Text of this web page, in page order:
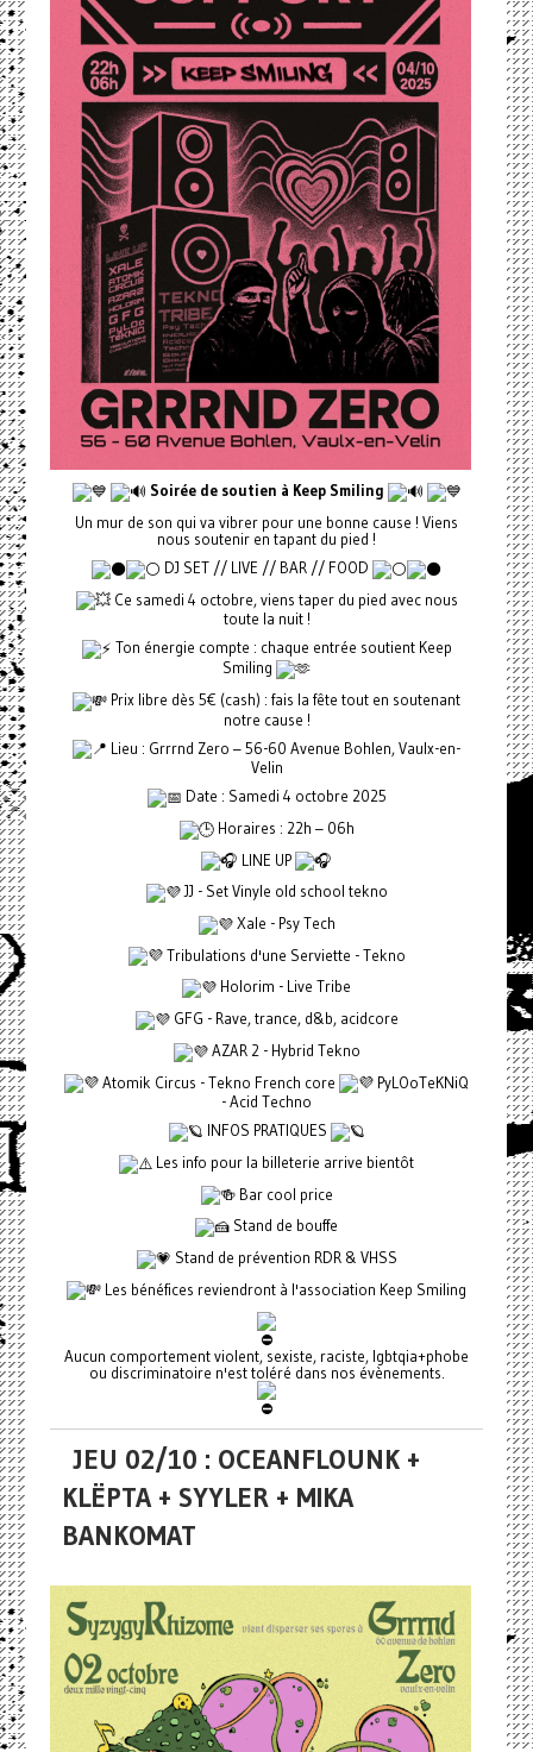
Soirée de soutien à Keep Smiling
Un mur de son qui va vibrer pour une bonne cause ! Viens
nous soutenir en tapant du pied !
DJ SET // LIVE // BAR // FOOD
Ce samedi 4 octobre, viens taper du pied avec nous
toute la nuit !
Ton énergie compte : chaque entrée soutient Keep
Smiling
Prix libre dès 5€ (cash) : fais la fête tout en soutenant
notre cause !
Lieu : Grrrnd Zero – 56-60 Avenue Bohlen, Vaulx-en-
Velin
Date : Samedi 4 octobre 2025
Horaires : 22h – 06h
LINE UP
JJ - Set Vinyle old school tekno
Xale - Psy Tech
Tribulations d'une Serviette - Tekno
Holorim - Live Tribe
GFG - Rave, trance, d&b, acidcore
AZAR 2 - Hybrid Tekno
Atomik Circus - Tekno French core
PyLOoTeKNiQ
- Acid Techno
INFOS PRATIQUES
Les info pour la billeterie arrive bientôt
Bar cool price
Stand de bouffe
Stand de prévention RDR & VHSS
Les bénéfices reviendront à l'association Keep Smiling
Aucun comportement violent, sexiste, raciste, lgbtqia+phobe
ou discriminatoire n'est toléré dans nos évènements.
JEU 02/10 : OCEANFLOUNK +
KLËPTA + SYYLER + MIKA
BANKOMAT